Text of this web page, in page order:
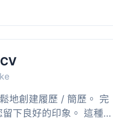
絡資...
地創建履歷 / 簡歷。 完
下良好的印象。 這種極